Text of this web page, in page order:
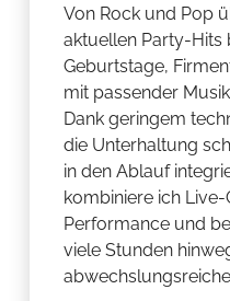
Von Rock und Pop
aktuellen Party-Hits
Geburtstage,
mit passender
Dank geringem
die Unterhaltung
in den Ablauf
kombiniere ich
Performance und
viele Stunden